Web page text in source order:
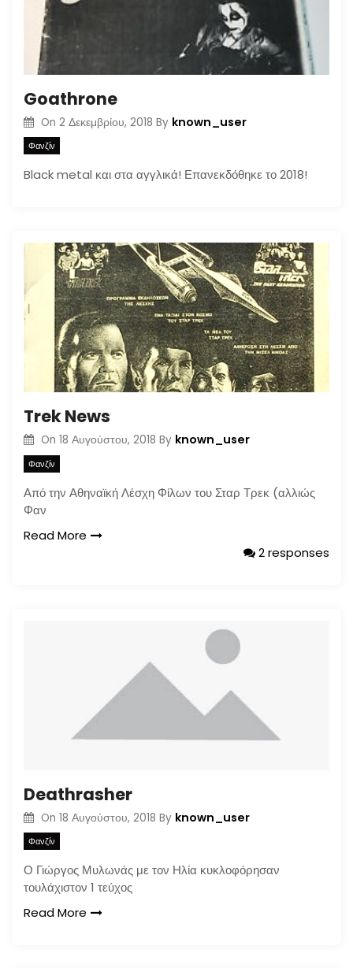
Goathrone
On 2 Δεκεμβρίου, 2018 By known_user
Φανζίν
Black metal και στα αγγλικά! Επανεκδόθηκε το 2018!
Trek News
On 18 Αυγούστου, 2018 By known_user
Φανζίν
Από την Αθηναϊκή Λέσχη Φίλων του Σταρ Τρεκ (αλλιώς
Φαν
Read More
2 responses
Deathrasher
On 18 Αυγούστου, 2018 By known_user
Φανζίν
Ο Γιώργος Μυλωνάς με τον Ηλία κυκλοφόρησαν
τουλάχιστον 1 τεύχος
Read More